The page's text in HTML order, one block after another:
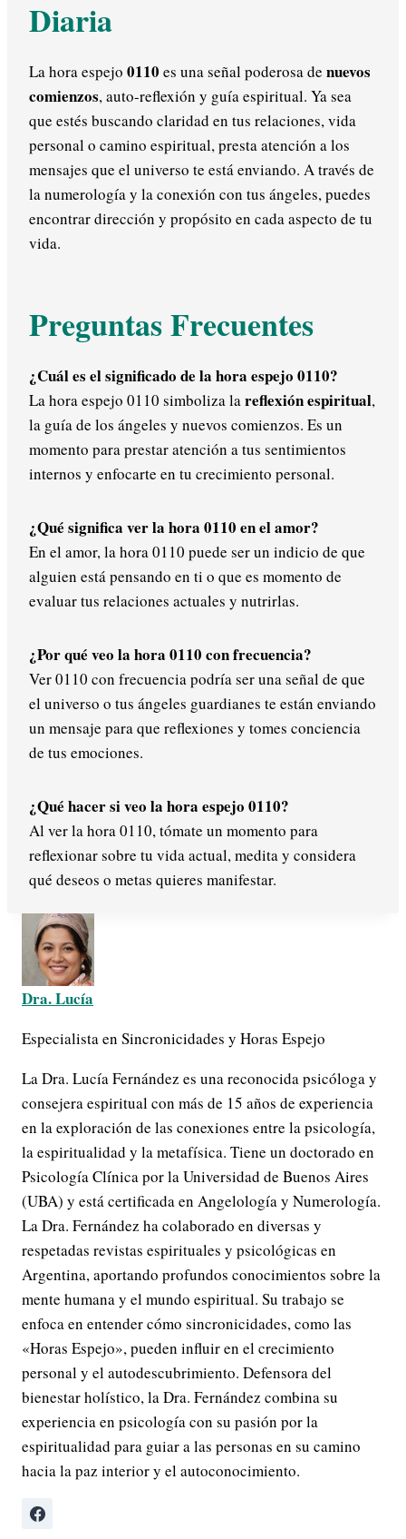
Diaria
La hora espejo 0110 es una señal poderosa de nuevos
comienzos, auto-reflexión y guía espiritual. Ya sea
que estés buscando claridad en tus relaciones, vida
personal o camino espiritual, presta atención a los
mensajes que el universo te está enviando. A través de
la numerología y la conexión con tus ángeles, puedes
encontrar dirección y propósito en cada aspecto de tu
vida.
Preguntas Frecuentes
¿Cuál es el significado de la hora espejo 0110?
La hora espejo 0110 simboliza lareflexión espiritual,
la guía de los ángeles y nuevos comienzos. Es un
momento para prestar atención a tus sentimientos
internos y enfocarte en tu crecimiento personal.
¿Qué significa ver la hora 0110 en el amor?
En el amor, la hora 0110 puede ser un indicio de que
alguien está pensando en ti o que es momento de
evaluar tus relaciones actuales y nutrirlas.
¿Por qué veo la hora 0110 con frecuencia?
Ver 0110 con frecuencia podría ser una señal de que
el universo o tus ángeles guardianes te están enviando
un mensaje para que reflexiones y tomes conciencia
de tus emociones.
¿Qué hacer si veo la hora espejo 0110?
Al ver la hora 0110, tómate un momento para
reflexionar sobre tu vida actual, medita y considera
qué deseos o metas quieres manifestar.
Dra. Lucía
Especialista en Sincronicidades y Horas Espejo
La Dra. Lucía Fernández es una reconocida psicóloga y
consejera espiritual con más de 15 años de experiencia
en la exploración de las conexiones entre la psicología,
la espiritualidad y la metafísica. Tiene un doctorado en
Psicología Clínica por la Universidad de Buenos Aires
(UBA) y está certificada en Angelología y Numerología.
La Dra. Fernández ha colaborado en diversas y
respetadas revistas espirituales y psicológicas en
Argentina, aportando profundos conocimientos sobre la
mente humana y el mundo espiritual. Su trabajo se
enfoca en entender cómo sincronicidades, como las
«Horas Espejo», pueden influir en el crecimiento
personal y el autodescubrimiento. Defensora del
bienestar holístico, la Dra. Fernández combina su
experiencia en psicología con su pasión por la
espiritualidad para guiar a las personas en su camino
hacia la paz interior y el autoconocimiento.